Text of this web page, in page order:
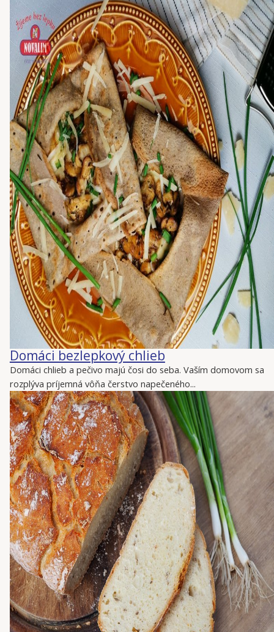
Domáci bezlepkový chlieb
Domáci chlieb a pečivo majú čosi do seba. Vaším domovom sa
rozplýva príjemná vôňa čerstvo napečeného...